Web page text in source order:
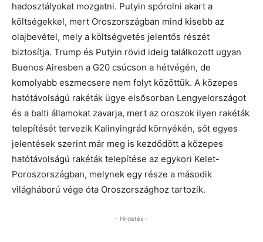
hadosztályokat mozgatni. Putyin spórolni akart a
költségekkel, mert Oroszországban mind kisebb az
olajbevétel, mely a költségvetés jelentős részét
biztosítja. Trump és Putyin rövid ideig találkozott ugyan
Buenos Airesben a G20 csúcson a hétvégén, de
komolyabb eszmecsere nem folyt közöttük. A közepes
hatótávolságú rakéták ügye elsősorban Lengyelországot
és a balti államokat zavarja, mert az oroszok ilyen rakéták
telepítését tervezik Kalinyingrád környékén, sőt egyes
jelentések szerint már meg is kezdődött a közepes
hatótávolságú rakéták telepítése az egykori Kelet-
Poroszországban, melynek egy része a második
világháború vége óta Oroszországhoz tartozik.
- Hirdetés -